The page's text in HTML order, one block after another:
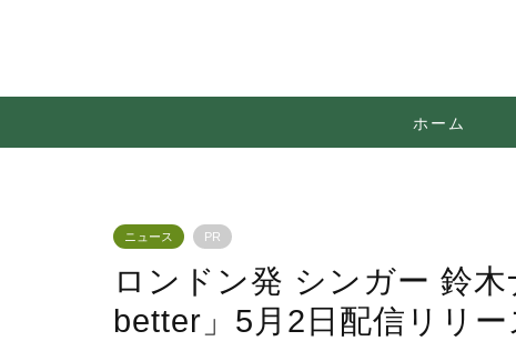
ホーム
ニュース PR
ロンドン発 シンガー 鈴
better」5月2日配信リリ